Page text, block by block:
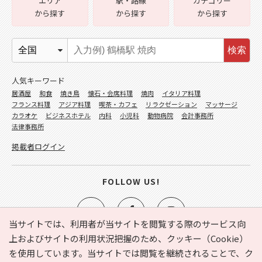
当サイトでは、利用者が当サイトを閲覧する際のサービス向
上およびサイトの利用状況把握のため、クッキー（Cookie）
を使用しています。当サイトでは閲覧を継続されることで、ク
e-NAVITA（イーナビタ）とは？ お気に入り ヘルプ
から探す
から探す
から探す
検索
人気キーワード
居酒屋 和食 焼き鳥 懐石・会席料理 焼肉
イタリア料理
フランス料理
アジア料理 喫茶・カフェ リラクゼーション
マッサージ
カラオケ
ビジネスホテル 内科 小児科 動物病院
会計事務所
法律事務所
掲載者ログイン
FOLLOW US!